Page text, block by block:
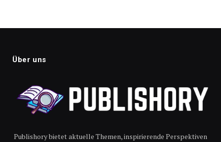
Über uns
Publishory bietet aktuelle Themen, inspirierende Perspektiven